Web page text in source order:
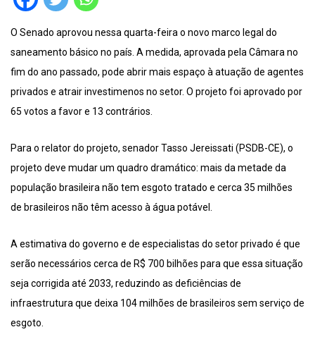
O Senado aprovou nessa quarta-feira o novo marco legal do
saneamento básico no país. A medida, aprovada pela Câmara no
fim do ano passado, pode abrir mais espaço à atuação de agentes
privados e atrair investimenos no setor. O projeto foi aprovado por
65 votos a favor e 13 contrários.
Para o relator do projeto, senador Tasso Jereissati (PSDB-CE), o
projeto deve mudar um quadro dramático: mais da metade da
população brasileira não tem esgoto tratado e cerca 35 milhões
de brasileiros não têm acesso à água potável.
A estimativa do governo e de especialistas do setor privado é que
serão necessários cerca de R$ 700 bilhões para que essa situação
seja corrigida até 2033, reduzindo as deficiências de
infraestrutura que deixa 104 milhões de brasileiros sem serviço de
esgoto.